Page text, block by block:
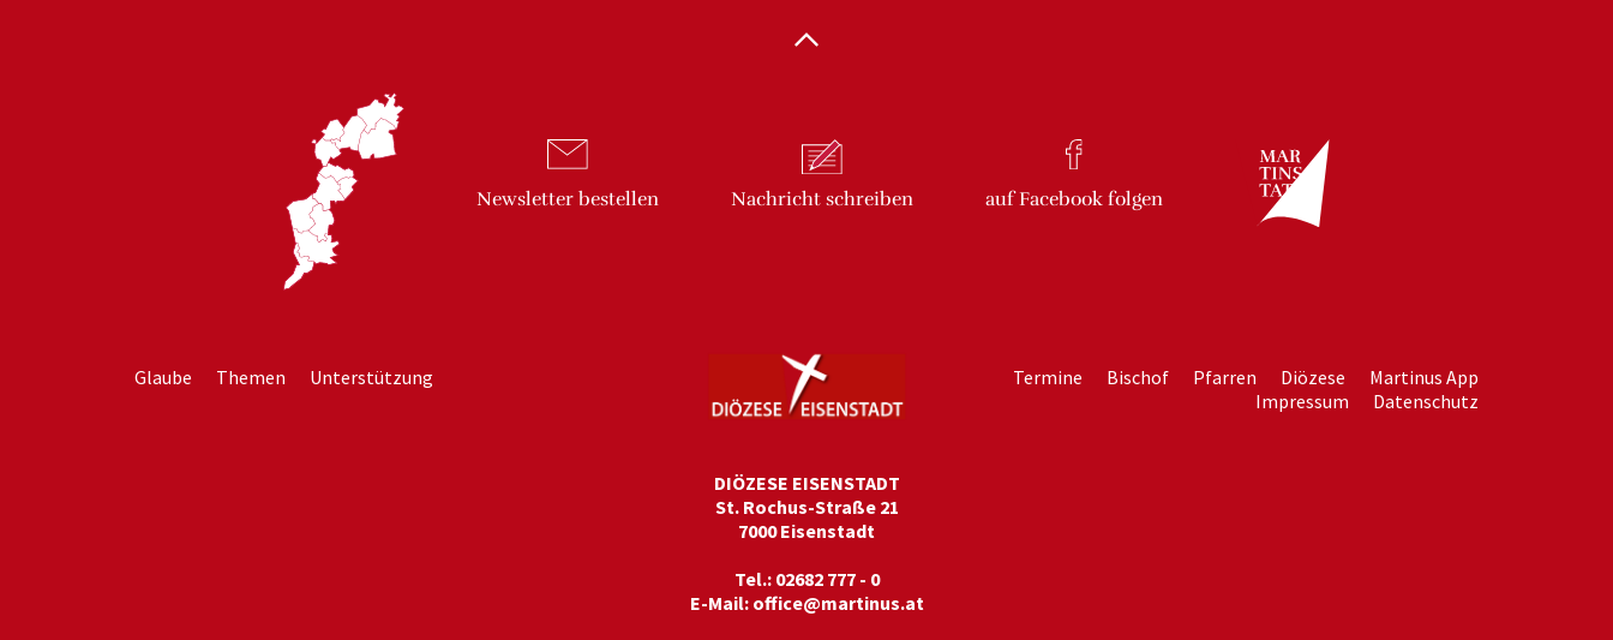
Newsletter bestellen Nachricht schreiben auf Facebook folgen
Glaube Themen Unterstützung
DIÖZESE EISENSTADT
St. Rochus-Straße 21
7000 Eisenstadt
Tel.: 02682 777 - 0
E-Mail: office@martinus.at
Termine Bischof Pfarren Diözese
Martinus App
Impressum
Datenschutz